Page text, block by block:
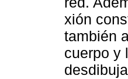
xión
también
cuerpo y